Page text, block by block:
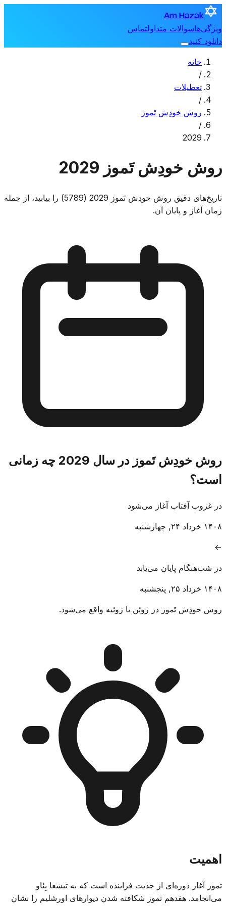
Am Hazak
ویژگی‌هاسوالات متداولتماس
دانلود کنید
خانه
/
تعطیلات
/
روش خودِش تَموز
/
2029
روش خودِش تَموز 2029
تاریخ‌های دقیق روش خودِش تَموز 2029 (5789) را بیابید، از جمله
زمان آغاز و پایان آن.
روش خودِش تَموز در سال 2029 چه زمانی
است؟
در غروب آفتاب آغاز می‌شود
۱۴۰۸ خرداد ۲۴, چهارشنبه
→
در شب‌هنگام پایان می‌یابد
۱۴۰۸ خرداد ۲۵, پنجشنبه
روش حودِش تَموز در ژوئن یا ژوئیه واقع می‌شود.
اهمیت
تموز آغاز دوره‌ای از جدیت فزاینده است که به تیشعا بِئاو
می‌انجامد. هفدهم تموز شکافته شدن دیوارهای اورشلیم را نشان